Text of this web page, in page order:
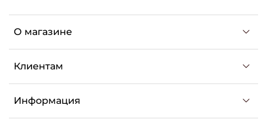
О магазине
Клиентам
Информация